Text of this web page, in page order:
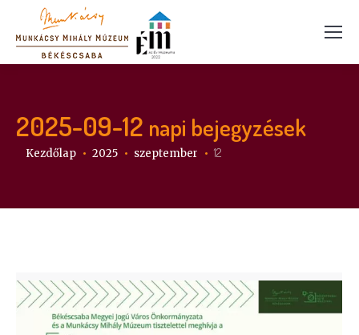
2025-09-12 napi bejegyzések
Itt vagy:
Kezdőlap 2025 szeptember 12